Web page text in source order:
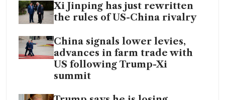
Xi Jinping has just rewritten
the rules of US-China rivalry
China signals lower levies,
advances in farm trade with
US following Trump-Xi
summit